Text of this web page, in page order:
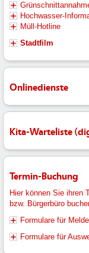
Hochwasser-
Müll-Hotline
Stadtfilm
Onlinedienste
Kita-Warteliste
Termin-Buchung
Hier können Sie ihren
bzw. Bürgerbüro
Formulare für
Formulare für